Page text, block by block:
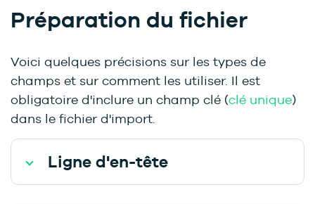
Préparation du fichier
Voici quelques précisions sur les types de
champs et sur comment les utiliser. Il est
obligatoire d'inclure un champ clé (clé unique)
dans le fichier d'import.
Ligne d'en-tête